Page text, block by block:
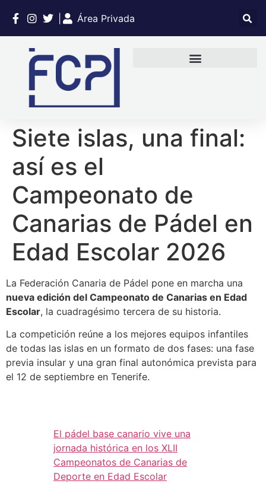
Área Privada
Siete islas, una final:
así es el
Campeonato de
Canarias de Pádel en
Edad Escolar 2026
La Federación Canaria de Pádel pone en marcha una
nueva edición del Campeonato de Canarias en Edad
Escolar, la cuadragésimo tercera de su historia.
La competición reúne a los mejores equipos infantiles
de todas las islas en un formato de dos fases: una fase
previa insular y una gran final autonómica prevista para
el 12 de septiembre en Tenerife.
El pádel base canario vive una
jornada histórica en los XLII
Campeonatos de Canarias de
Deporte en Edad Escolar